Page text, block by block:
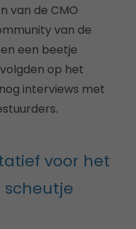
van de CMO
van de
een beetje
op het
interviews met
voor het
scheutje